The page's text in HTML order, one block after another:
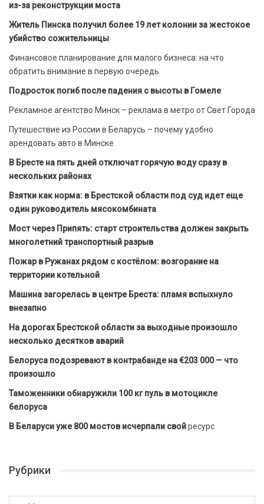
из-за реконструкции моста
Житель Пинска получил более 19 лет колонии за жестокое
убийство сожительницы
Финансовое планирование для малого бизнеса: на что
обратить внимание в первую очередь
Подросток погиб после падения с высоты в Гомеле
Рекламное агентство Минск – реклама в метро от Свет Города
Путешествие из России в Беларусь – почему удобно
арендовать авто в Минске
В Бресте на пять дней отключат горячую воду сразу в
нескольких районах
Взятки как норма: в Брестской области под суд идет еще
один руководитель мясокомбината
Мост через Припять: старт строительства должен закрыть
многолетний транспортный разрыв
Пожар в Ружанах рядом с костёлом: возгорание на
территории котельной
Машина загорелась в центре Бреста: пламя вспыхнуло
внезапно
На дорогах Брестской области за выходные произошло
несколько десятков аварий
Белоруса подозревают в контрабанде на €203 000 — что
произошло
Таможенники обнаружили 100 кг пуль в мотоцикле
белоруса
В Беларуси уже 800 мостов исчерпали свойресурс
Рубрики